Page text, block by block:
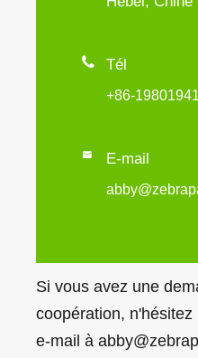
 Tél
+86-
 E-mail
Si vous avez une
coopération,
e-mail à